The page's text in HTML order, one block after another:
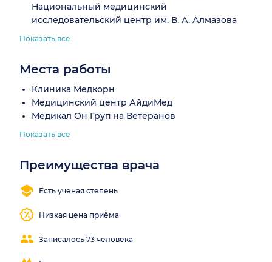
Национальный медицинский
исследовательский центр им. В. А. Алмазова
Показать все
Места работы
Клиника Медкорн
Медицинский центр АйдиМед
Медикал Он Груп на Ветеранов
Показать все
Преимущества врача
Есть ученая степень
Низкая цена приёма
Записалось 73 человека